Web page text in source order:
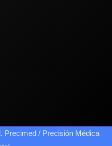
Precimed / Precisión Médica